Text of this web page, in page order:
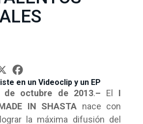
en un Videoclip y un EP
de octubre de 2013.– El I
IN SHASTA nace con
la máxima difusión del